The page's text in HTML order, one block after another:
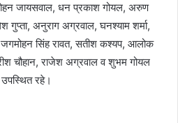
जायसवाल, धन प्रकाश गोयल, अरुण
गुप्ता, अनुराग अग्रवाल, घनश्याम शर्मा,
सिंह रावत, सतीश कश्यप, आलोक
चौहान, राजेश अग्रवाल व शुभम गोयल
रहे।